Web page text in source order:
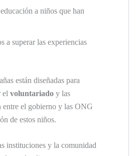
a niños que han
a superar las experiencias
están diseñadas para
el voluntariado y las
entre el gobierno y las ONG
de estos niños.
instituciones y la comunidad